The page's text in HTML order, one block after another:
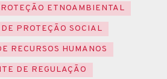
ETNOAMBIENTAL
PROTEÇÃO SOCIAL
RECURSOS HUMANOS
DE REGULAÇÃO